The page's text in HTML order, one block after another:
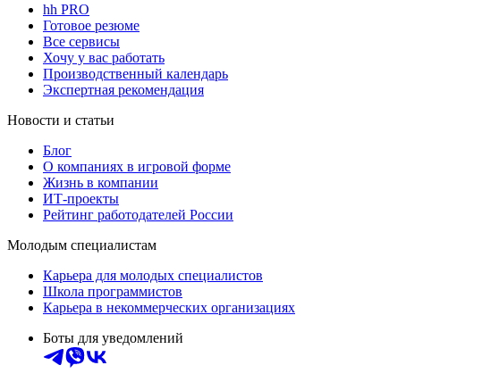
hh PRO
Готовое резюме
Все сервисы
Хочу у вас работать
Производственный календарь
Экспертная рекомендация
Новости и статьи
Блог
О компаниях в игровой форме
Жизнь в компании
ИТ-проекты
Рейтинг работодателей России
Молодым специалистам
Карьера для молодых специалистов
Школа программистов
Карьера в некоммерческих организациях
Боты для уведомлений